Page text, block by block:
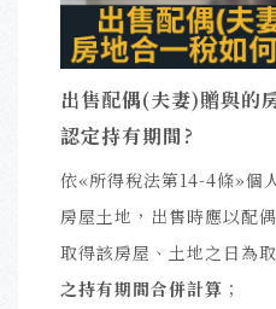
出售配偶(夫妻)贈與的
認定持有期間?
依«所得稅法第14-4條»個
房屋土地，出售時應以配
取得該房屋、土地之日為取
之持有期間合併計算 ；